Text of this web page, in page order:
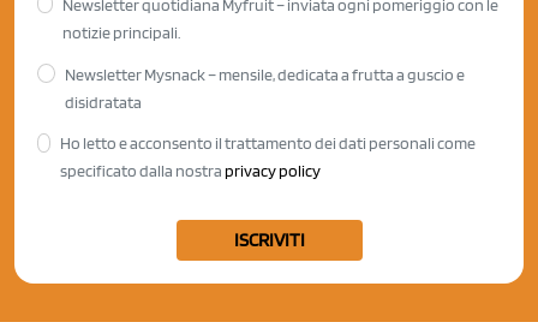
Newsletter quotidiana Myfruit – inviata ogni pomeriggio con le
notizie principali.
Newsletter Mysnack – mensile, dedicata a frutta a guscio e
disidratata
Ho letto e acconsento il trattamento dei dati personali come
specificato dalla nostra privacy policy
ISCRIVITI